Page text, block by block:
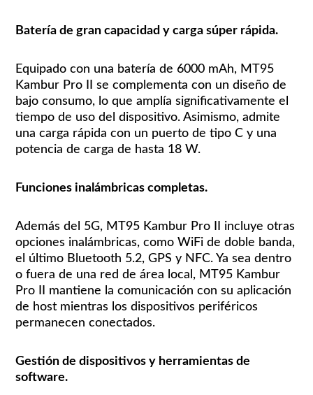
Batería de gran capacidad y carga súper rápida.
Equipado con una batería de 6000 mAh, MT95
Kambur Pro II se complementa con un diseño de
bajo consumo, lo que amplía significativamente el
tiempo de uso del dispositivo. Asimismo, admite
una carga rápida con un puerto de tipo C y una
potencia de carga de hasta 18 W.
Funciones inalámbricas completas.
Además del 5G, MT95 Kambur Pro II incluye otras
opciones inalámbricas, como WiFi de doble banda,
el último Bluetooth 5.2, GPS y NFC. Ya sea dentro
o fuera de una red de área local, MT95 Kambur
Pro II mantiene la comunicación con su aplicación
de host mientras los dispositivos periféricos
permanecen conectados.
Gestión de dispositivos y herramientas de
software.​